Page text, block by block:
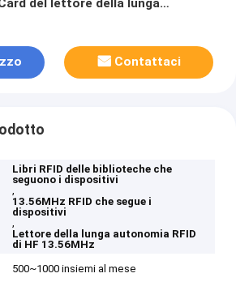
del lettore della lunga
HF 13.56MHz dei dispositivi
Contattaci
Libri RFID delle biblioteche che
seguono i dispositivi
,
13.56MHz RFID che segue i
dispositivi
,
Lettore della lunga autonomia RFID
di HF 13.56MHz
500~1000 insiemi al mese